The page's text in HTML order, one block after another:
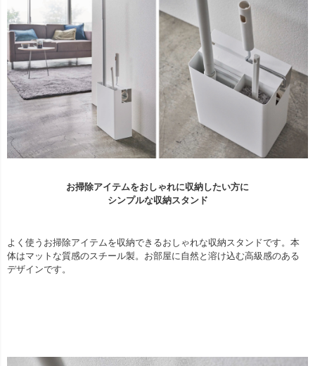
お掃除アイテムをおしゃれに収納したい方に
シンプルな収納スタンド
よく使うお掃除アイテムを収納できるおしゃれな収納スタンドです。本
体はマットな質感のスチール製。お部屋に自然と溶け込む高級感のある
デザインです。